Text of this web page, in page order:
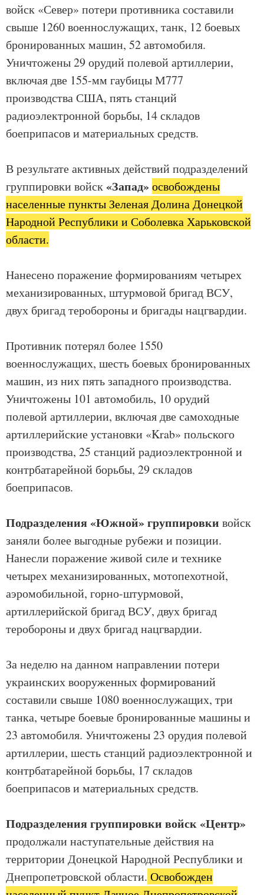
войск «Север» потери противника составили
свыше 1260 военнослужащих, танк, 12 боевых
бронированных машин, 52 автомобиля.
Уничтожены 29 орудий полевой артиллерии,
включая две 155-мм гаубицы М777
производства США, пять станций
радиоэлектронной борьбы, 14 складов
боеприпасов и материальных средств.
В результате активных действий подразделений
группировки войск«Запад»освобождены
населенные пункты Зеленая Долина Донецкой
Народной Республики и Соболевка Харьковской
области.
Нанесено поражение формированиям четырех
механизированных, штурмовой бригад ВСУ,
двух бригад теробороны и бригады нацгвардии.
Противник потерял более 1550
военнослужащих, шесть боевых бронированных
машин, из них пять западного производства.
Уничтожены 101 автомобиль, 10 орудий
полевой артиллерии, включая две самоходные
артиллерийские установки «Krab» польского
производства, 25 станций радиоэлектронной и
контрбатарейной борьбы, 29 складов
боеприпасов.
Подразделения «Южной» группировки войск
заняли более выгодные рубежи и позиции.
Нанесли поражение живой силе и технике
четырех механизированных, мотопехотной,
аэромобильной, горно-штурмовой,
артиллерийской бригад ВСУ, двух бригад
теробороны и двух бригад нацгвардии.
За неделю на данном направлении потери
украинских вооруженных формирований
составили свыше 1080 военнослужащих, три
танка, четыре боевые бронированные машины и
23 автомобиля. Уничтожены 23 орудия полевой
артиллерии, шесть станций радиоэлектронной и
контрбатарейной борьбы, 17 складов
боеприпасов и материальных средств.
Подразделения группировки войск «Центр»
продолжали наступательные действия на
территории Донецкой Народной Республики и
Днепропетровской области. Освобожден